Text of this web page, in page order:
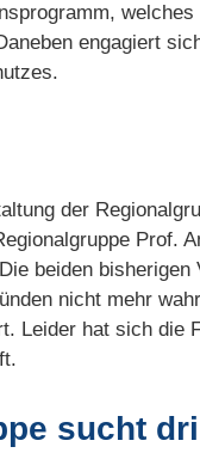
engagiert
der
Prof.
beiden
nicht mehr
Leider hat sich die
sucht